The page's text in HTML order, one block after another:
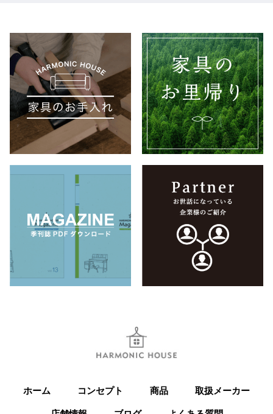
ホーム コンセプト 商品 取扱メーカー